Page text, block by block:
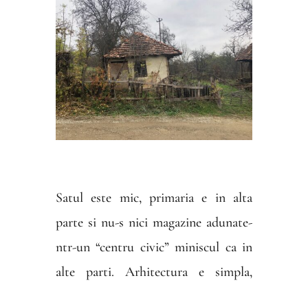
Satul este mic, primaria e in alta
parte si nu-s nici magazine adunate-
ntr-un “centru civic” miniscul ca in
alte parti. Arhitectura e simpla,